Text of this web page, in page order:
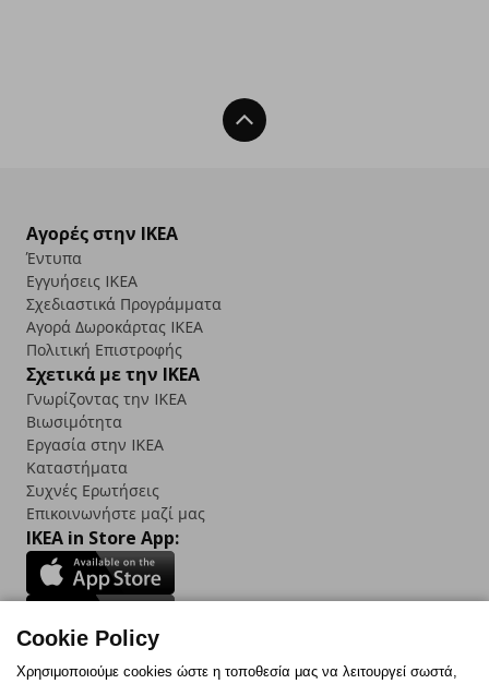
Back To Top
Αγορές στην IKEA
Έντυπα
Εγγυήσεις IKEA
Σχεδιαστικά Προγράμματα
Αγορά Δωρoκάρτας IKEA
Πολιτική Επιστροφής
Σχετικά με την IKEA
Γνωρίζοντας την IKEA
Βιωσιμότητα
Εργασία στην IKEA
Καταστήματα
Συχνές Ερωτήσεις
Επικοινωνήστε μαζί μας
IKEA in Store App:
Follow us:
Cookie Policy
Χρησιμοποιούμε cookies ώστε η τοποθεσία μας να λειτουργεί σωστά,